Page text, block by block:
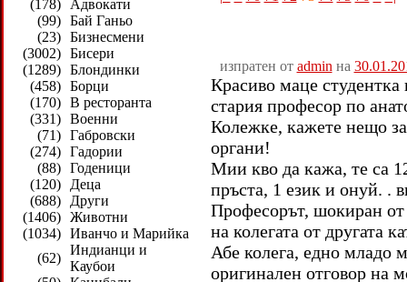
(178)
Адвокати
(99) Бай Ганьо
(23) Бизнесмени
(3002) Бисери
(1289) Блондинки
(458) Борци
(170) В ресторанта
(331) Военни
(71) Габровски
(274) Гадории
(88) Годеници
(120)
Деца
(688)
Други
(1406) Животни
(1034) Иванчо и Марийка
(62)
Индианци и
Каубои
изпратен от admin на
Красиво маце студентка
стария професор по
Колежке, кажете нещо
органи!
Мии кво да кажа, те са
пръста, 1 език и онуй. .
Професорът, шокиран
на колегата от другата
Абе колега, едно младо
оригинален отговор на